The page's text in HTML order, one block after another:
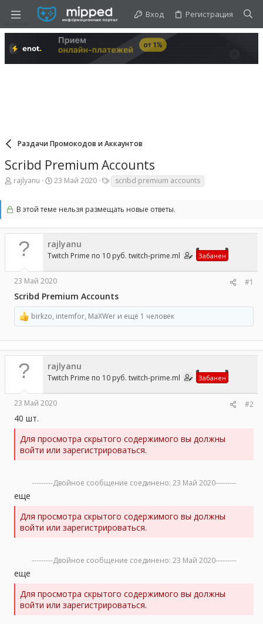
Вход Регистрация
Раздачи Промокодов и Аккаунтов
Scribd Premium Accounts
А
о
т
е
rajlyanu
Д
а
а
ч
а
л
23 Май 2020
Т
е
и
scribd premium accounts
В этой теме нельзя размещать новые ответы.
rajlyanu
Twitch Prime по 10 руб. twitch-prime.ml Забанен
23 Май 2020 #1
Scribd Premium Accounts
Р
е
а
к
ц
и
и
birkzo, intemfor, MaXWer и ещё 1 человек
rajlyanu
Twitch Prime по 10 руб. twitch-prime.ml Забанен
23 Май 2020 #2
40 шт.
Для просмотра скрытого содержимого вы должны
войти или зарегистрироваться.
---------Двойное сообщение соединено: 23 Май 2020---------
еще
Для просмотра скрытого содержимого вы должны
войти или зарегистрироваться.
---------Двойное сообщение соединено: 23 Май 2020---------
еще
Для просмотра скрытого содержимого вы должны
войти или зарегистрироваться.